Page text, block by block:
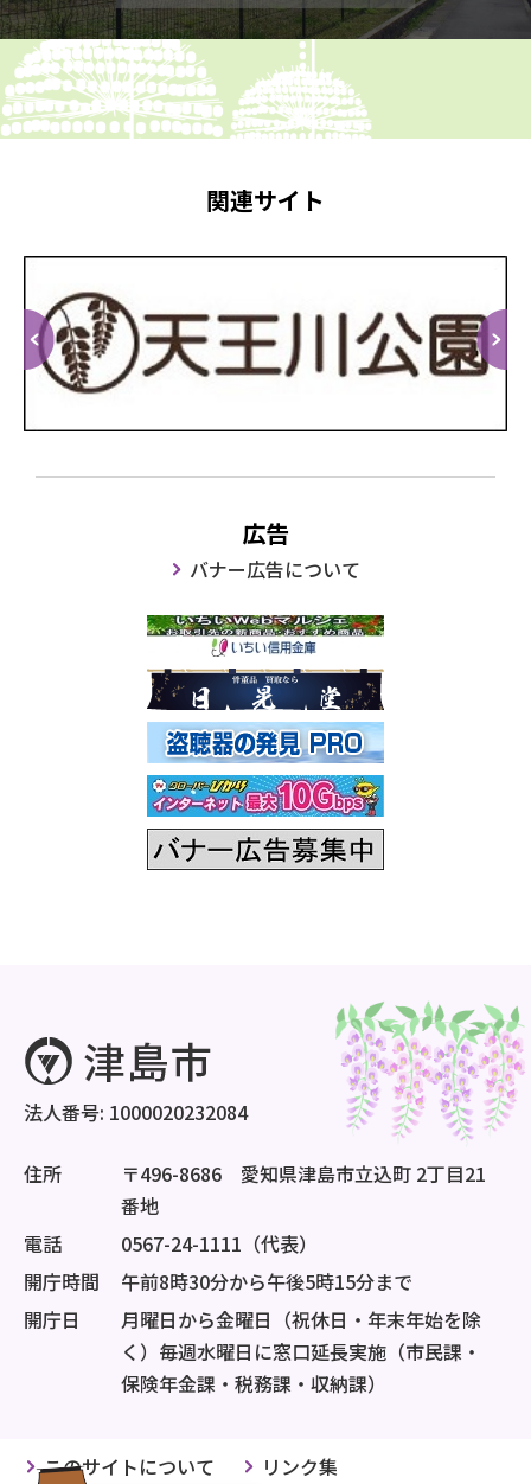
関連サイト
広告
バナー広告について
法人番号: 1000020232084
住所
〒496-8686 愛知県津島市立込町 2丁目21
番地
電話
0567-24-1111（代表）
開庁時間
午前8時30分から午後5時15分まで
開庁日
月曜日から金曜日（祝休日・年末年始を除
く）毎週水曜日に窓口延長実施（市民課・
保険年金課・税務課・収納課）
このサイトについて リンク集